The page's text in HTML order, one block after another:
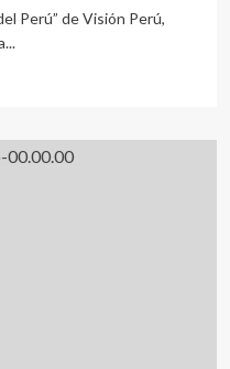
Perú” de Visión Perú,